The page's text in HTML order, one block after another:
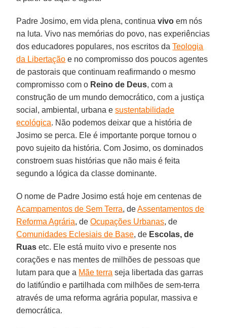
Padre Josimo, em vida plena, continuavivo em nós
na luta. Vivo nas memórias do povo, nas experiências
dos educadores populares, nos escritos daTeologia
da Libertação e no compromisso dos poucos agentes
de pastorais que continuam reafirmando o mesmo
compromisso com o Reino de Deus, com a
construção de um mundo democrático, com a justiça
social, ambiental, urbana esustentabilidade
ecológica. Não podemos deixar que a história de
Josimo se perca. Ele é importante porque tornou o
povo sujeito da história. Com Josimo, os dominados
constroem suas histórias que não mais é feita
segundo a lógica da classe dominante.
O nome de Padre Josimo está hoje em centenas de
Acampamentos de Sem Terra, deAssentamentos de
Reforma Agrária, deOcupações Urbanas, de
Comunidades Eclesiais de Base, de Escolas, de
Ruas etc. Ele está muito vivo e presente nos
corações e nas mentes de milhões de pessoas que
lutam para que a Mãe terra seja libertada das garras
do latifúndio e partilhada com milhões de sem-terra
através de uma reforma agrária popular, massiva e
democrática.